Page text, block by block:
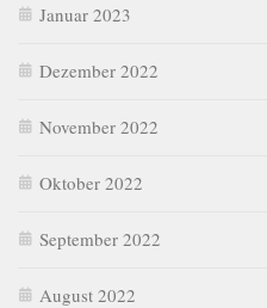
Januar 2023
Dezember 2022
November 2022
Oktober 2022
September 2022
August 2022